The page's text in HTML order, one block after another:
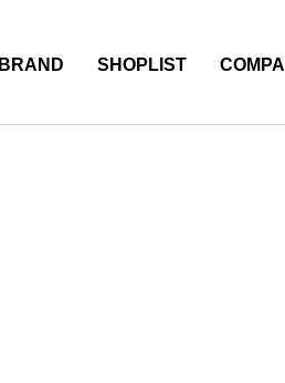
BRAND SHOPLIST